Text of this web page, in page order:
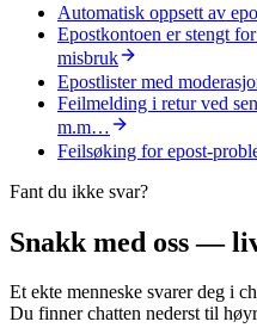
Automatisk oppsett av
Epostkontoen er stengt
misbruk
Epostlister med
Feilmelding i retur ved
m.m…
Feilsøking for epost-
Fant du ikke svar?
Snakk med oss —
Et ekte menneske svarer deg i
Du finner chatten nederst til